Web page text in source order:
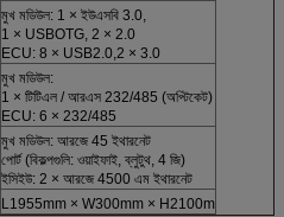
মুখ মডিউল: 1 × ইউএসবি 3.0,
1 × USBOTG, 2 × 2.0
ECU: 8 × USB2.0,2 × 3.0
মুখ মডিউল:
1 × টিটিএল / আরএস 232/485 (অপ্টিকেট)
ECU: 6 × 232/485
মুখ মডিউল: আরজে 45 ইথারনেট
পোর্ট (বিকল্পগুলি: ওয়াইফাই, ব্লুটুথ, 4 জি)
ইসিইউ: 2 × আরজে 4500 এম ইথারনেট
L1955mm × W300mm × H2100m